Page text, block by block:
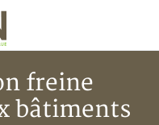
freine
bâtiments